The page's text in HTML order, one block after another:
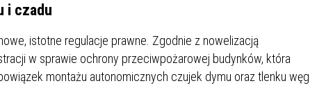
ZDROWO BEZ
WYGLĄDA PRACA W NGO?
PORADY OD PRACA.PL
WOJSKU JAKO
BEZPŁATNY PORADNIK DLA
i czadu
istotne regulacje prawne. Zgodnie z nowelizacją
w sprawie ochrony przeciwpożarowej budynków, która
montażu autonomicznych czujek dymu oraz tlenku